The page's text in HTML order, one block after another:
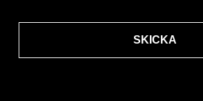
SKICKA